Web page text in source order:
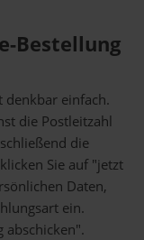
Bestellung
denkbar einfach.
die Postleitzahl
die
Sie auf "jetzt
Daten,
ein.
abschicken".